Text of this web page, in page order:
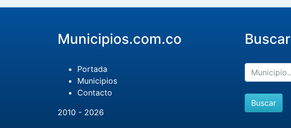
Municipios.com.co
Portada
Municipios
Contacto
2010 - 2026
Buscar
Buscar